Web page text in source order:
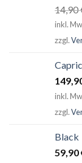
14,90
inkl.
zzgl.
inkl.
zzgl.
Black
59,90